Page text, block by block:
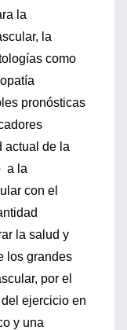
la
la
como
pronósticas
actual de la
a la
con el
la salud y
los grandes
por el
ejercicio en
y una